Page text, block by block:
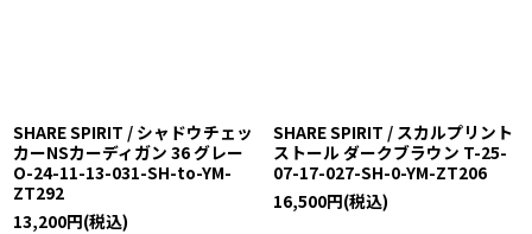
SHARE SPIRIT / シャドウチェッ
カーNSカーディガン 36 グレー
O-24-11-13-031-SH-to-YM-
ZT292
13,200円(税込)
SHARE SPIRIT / スカルプリント
ストール ダークブラウン T-25-
07-17-027-SH-0-YM-ZT206
16,500円(税込)